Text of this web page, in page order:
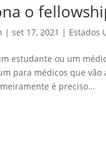
o
|set 17, 2021 | Estados
estudante ou um
para médicos que
é preciso...